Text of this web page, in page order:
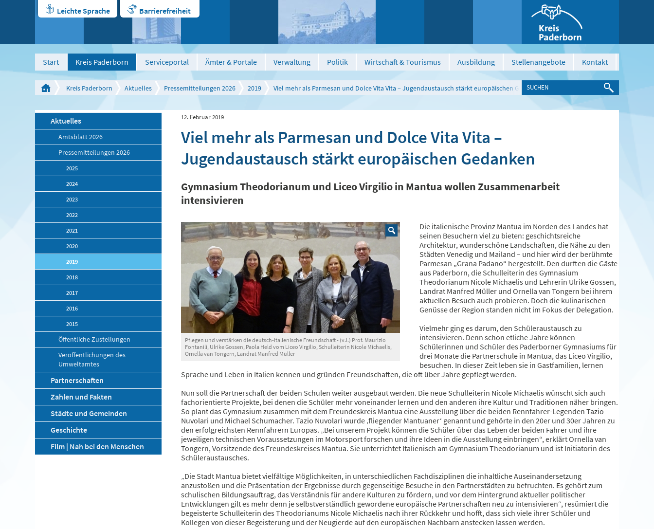
Leichte Sprache Barrierefreiheit
Start Kreis Paderborn Serviceportal Ämter & Portale Verwaltung Politik Wirtschaft & Tourismus Ausbildung Stellenangebote Kontakt
Kreis Paderborn Aktuelles Pressemitteilungen 2026 2019 Viel mehr als Parmesan und Dolce Vita Vita – Jugendaustausch stärkt europäischen Gedanken
Aktuelles
Amtsblatt 2026
Pressemitteilungen 2026
2025
2024
2023
2022
2021
2020
2019
2018
2017
2016
2015
Öffentliche Zustellungen
Veröffentlichungen des
Umweltamtes
Partnerschaften
Zahlen und Fakten
Städte und Gemeinden
Geschichte
Film | Nah bei den Menschen
12. Februar 2019
Viel mehr als Parmesan und Dolce Vita Vita –
Jugendaustausch stärkt europäischen Gedanken
Gymnasium Theodorianum und Liceo Virgilio in Mantua wollen Zusammenarbeit
intensivieren
Pflegen und verstärken die deutsch-italienische Freundschaft - (v.l.) Prof. Maurizio
Fontanili, Ulrike Gossen, Paola Held vom Liceo Virgilio, Schulleiterin Nicole Michaelis,
Ornella van Tongern, Landrat Manfred Müller
Die italienische Provinz Mantua im Norden des Landes hat
seinen Besuchern viel zu bieten: geschichtsreiche
Architektur, wunderschöne Landschaften, die Nähe zu den
Städten Venedig und Mailand – und hier wird der berühmte
Parmesan „Grana Padano“ hergestellt. Den durften die Gäste
aus Paderborn, die Schulleiterin des Gymnasium
Theodorianum Nicole Michaelis und Lehrerin Ulrike Gossen,
Landrat Manfred Müller und Ornella van Tongern bei ihrem
aktuellen Besuch auch probieren. Doch die kulinarischen
Genüsse der Region standen nicht im Fokus der Delegation.
Vielmehr ging es darum, den Schüleraustausch zu
intensivieren. Denn schon etliche Jahre können
Schülerinnen und Schüler des Paderborner Gymnasiums für
drei Monate die Partnerschule in Mantua, das Liceo Virgilio,
besuchen. In dieser Zeit leben sie in Gastfamilien, lernen
Sprache und Leben in Italien kennen und gründen Freundschaften, die oft über Jahre gepflegt werden.
Nun soll die Partnerschaft der beiden Schulen weiter ausgebaut werden. Die neue Schulleiterin Nicole Michaelis wünscht sich auch
fachorientierte Projekte, bei denen die Schüler mehr voneinander lernen und den anderen ihre Kultur und Traditionen näher bringen.
So plant das Gymnasium zusammen mit dem Freundeskreis Mantua eine Ausstellung über die beiden Rennfahrer-Legenden Tazio
Nuvolari und Michael Schumacher. Tazio Nuvolari wurde ‚fliegender Mantuaner‘ genannt und gehörte in den 20er und 30er Jahren zu
den erfolgreichsten Rennfahrern Europas. „Bei unserem Projekt können die Schüler über das Leben der beiden Fahrer und ihre
jeweiligen technischen Voraussetzungen im Motorsport forschen und ihre Ideen in die Ausstellung einbringen“, erklärt Ornella van
Tongern, Vorsitzende des Freundeskreises Mantua. Sie unterrichtet Italienisch am Gymnasium Theodorianum und ist Initiatorin des
Schüleraustausches.
„Die Stadt Mantua bietet vielfältige Möglichkeiten, in unterschiedlichen Fachdisziplinen die inhaltliche Auseinandersetzung
anzustoßen und die Präsentation der Ergebnisse durch gegenseitige Besuche in den Partnerstädten zu befruchten. Es gehört zum
schulischen Bildungsauftrag, das Verständnis für andere Kulturen zu fördern, und vor dem Hintergrund aktueller politischer
Entwicklungen gilt es mehr denn je selbstverständlich gewordene europäische Partnerschaften neu zu intensivieren“, resümiert die
begeisterte Schulleiterin des Theodorianums Nicole Michaelis nach ihrer Rückkehr und hofft, dass sich viele ihrer Schüler und
Kollegen von dieser Begeisterung und der Neugierde auf den europäischen Nachbarn anstecken lassen werden.